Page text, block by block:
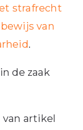
strafrecht
van
.
de zaak
artikel